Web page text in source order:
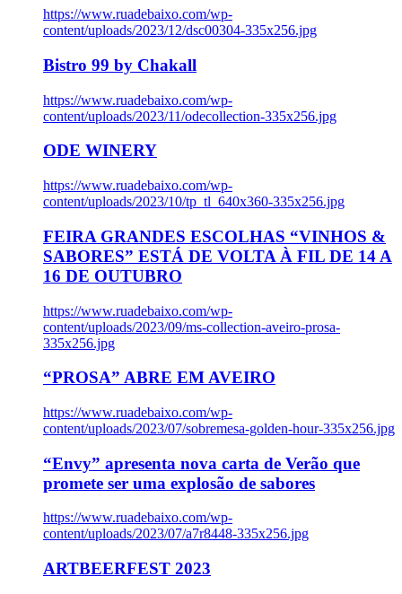
https://www.ruadebaixo.com/wp-
content/uploads/2023/12/dsc00304-335x256.jpg
Bistro 99 by Chakall
https://www.ruadebaixo.com/wp-
content/uploads/2023/11/odecollection-335x256.jpg
ODE WINERY
https://www.ruadebaixo.com/wp-
content/uploads/2023/10/tp_tl_640x360-335x256.jpg
FEIRA GRANDES ESCOLHAS “VINHOS &
SABORES” ESTÁ DE VOLTA À FIL DE 14 A
16 DE OUTUBRO
https://www.ruadebaixo.com/wp-
content/uploads/2023/09/ms-collection-aveiro-prosa-
335x256.jpg
“PROSA” ABRE EM AVEIRO
https://www.ruadebaixo.com/wp-
content/uploads/2023/07/sobremesa-golden-hour-335x256.jpg
“Envy” apresenta nova carta de Verão que
promete ser uma explosão de sabores
https://www.ruadebaixo.com/wp-
content/uploads/2023/07/a7r8448-335x256.jpg
ARTBEERFEST 2023